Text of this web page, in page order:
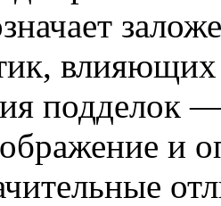
влияющих
подделок
и